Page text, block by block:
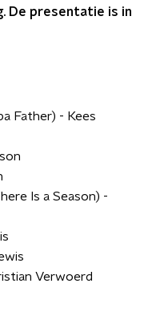
De presentatie is in
Father) - Kees
Is a Season) -
Verwoerd